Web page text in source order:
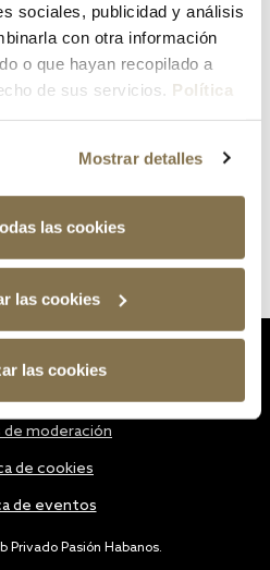
sociales, publicidad y análisis
con otra información
o que hayan recopilado a
de sus servicios. Política
Mostrar detalles
las cookies
las cookies
las cookies
Privado Pasión Habanos.
de moderación
de cookies
de eventos